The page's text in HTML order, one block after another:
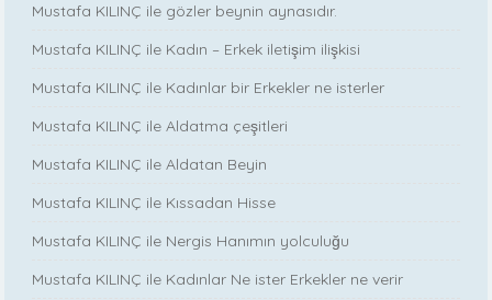
Mustafa KILINÇ ile gözler beynin aynasıdır.
Mustafa KILINÇ ile Kadın – Erkek iletişim ilişkisi
Mustafa KILINÇ ile Kadınlar bir Erkekler ne isterler
Mustafa KILINÇ ile Aldatma çeşitleri
Mustafa KILINÇ ile Aldatan Beyin
Mustafa KILINÇ ile Kıssadan Hisse
Mustafa KILINÇ ile Nergis Hanımın yolculuğu
Mustafa KILINÇ ile Kadınlar Ne ister Erkekler ne verir